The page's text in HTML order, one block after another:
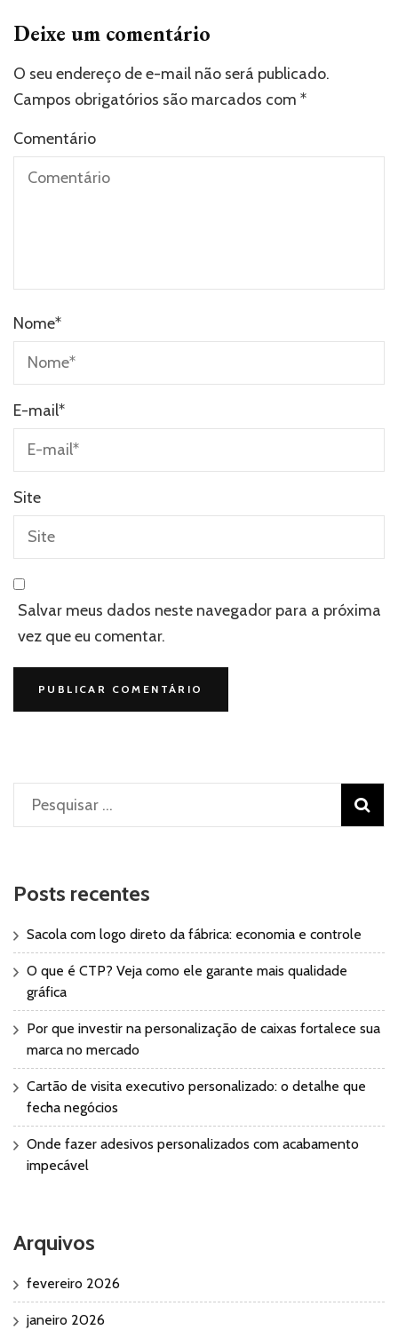
Deixe um comentário
O seu endereço de e-mail não será publicado.
Campos obrigatórios são marcados com *
Comentário
Nome*
E-mail*
Site
Salvar meus dados neste navegador para a próxima
vez que eu comentar.
Pesquisar
por:
Posts recentes
Sacola com logo direto da fábrica: economia e controle
O que é CTP? Veja como ele garante mais qualidade
gráfica
Por que investir na personalização de caixas fortalece sua
marca no mercado
Cartão de visita executivo personalizado: o detalhe que
fecha negócios
Onde fazer adesivos personalizados com acabamento
impecável
Arquivos
fevereiro 2026
janeiro 2026